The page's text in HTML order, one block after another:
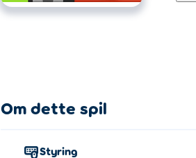
Her kan du spille Smash Car Idle 2.
Om dette spil
Styring